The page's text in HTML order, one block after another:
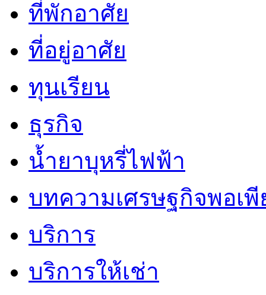
ที่พักอาศัย
ที่อยู่อาศัย
ทุนเรียน
ธุรกิจ
น้ำยาบุหรี่ไฟฟ้า
บทความเศรษฐกิจพอเพี
บริการ
บริการให้เช่า